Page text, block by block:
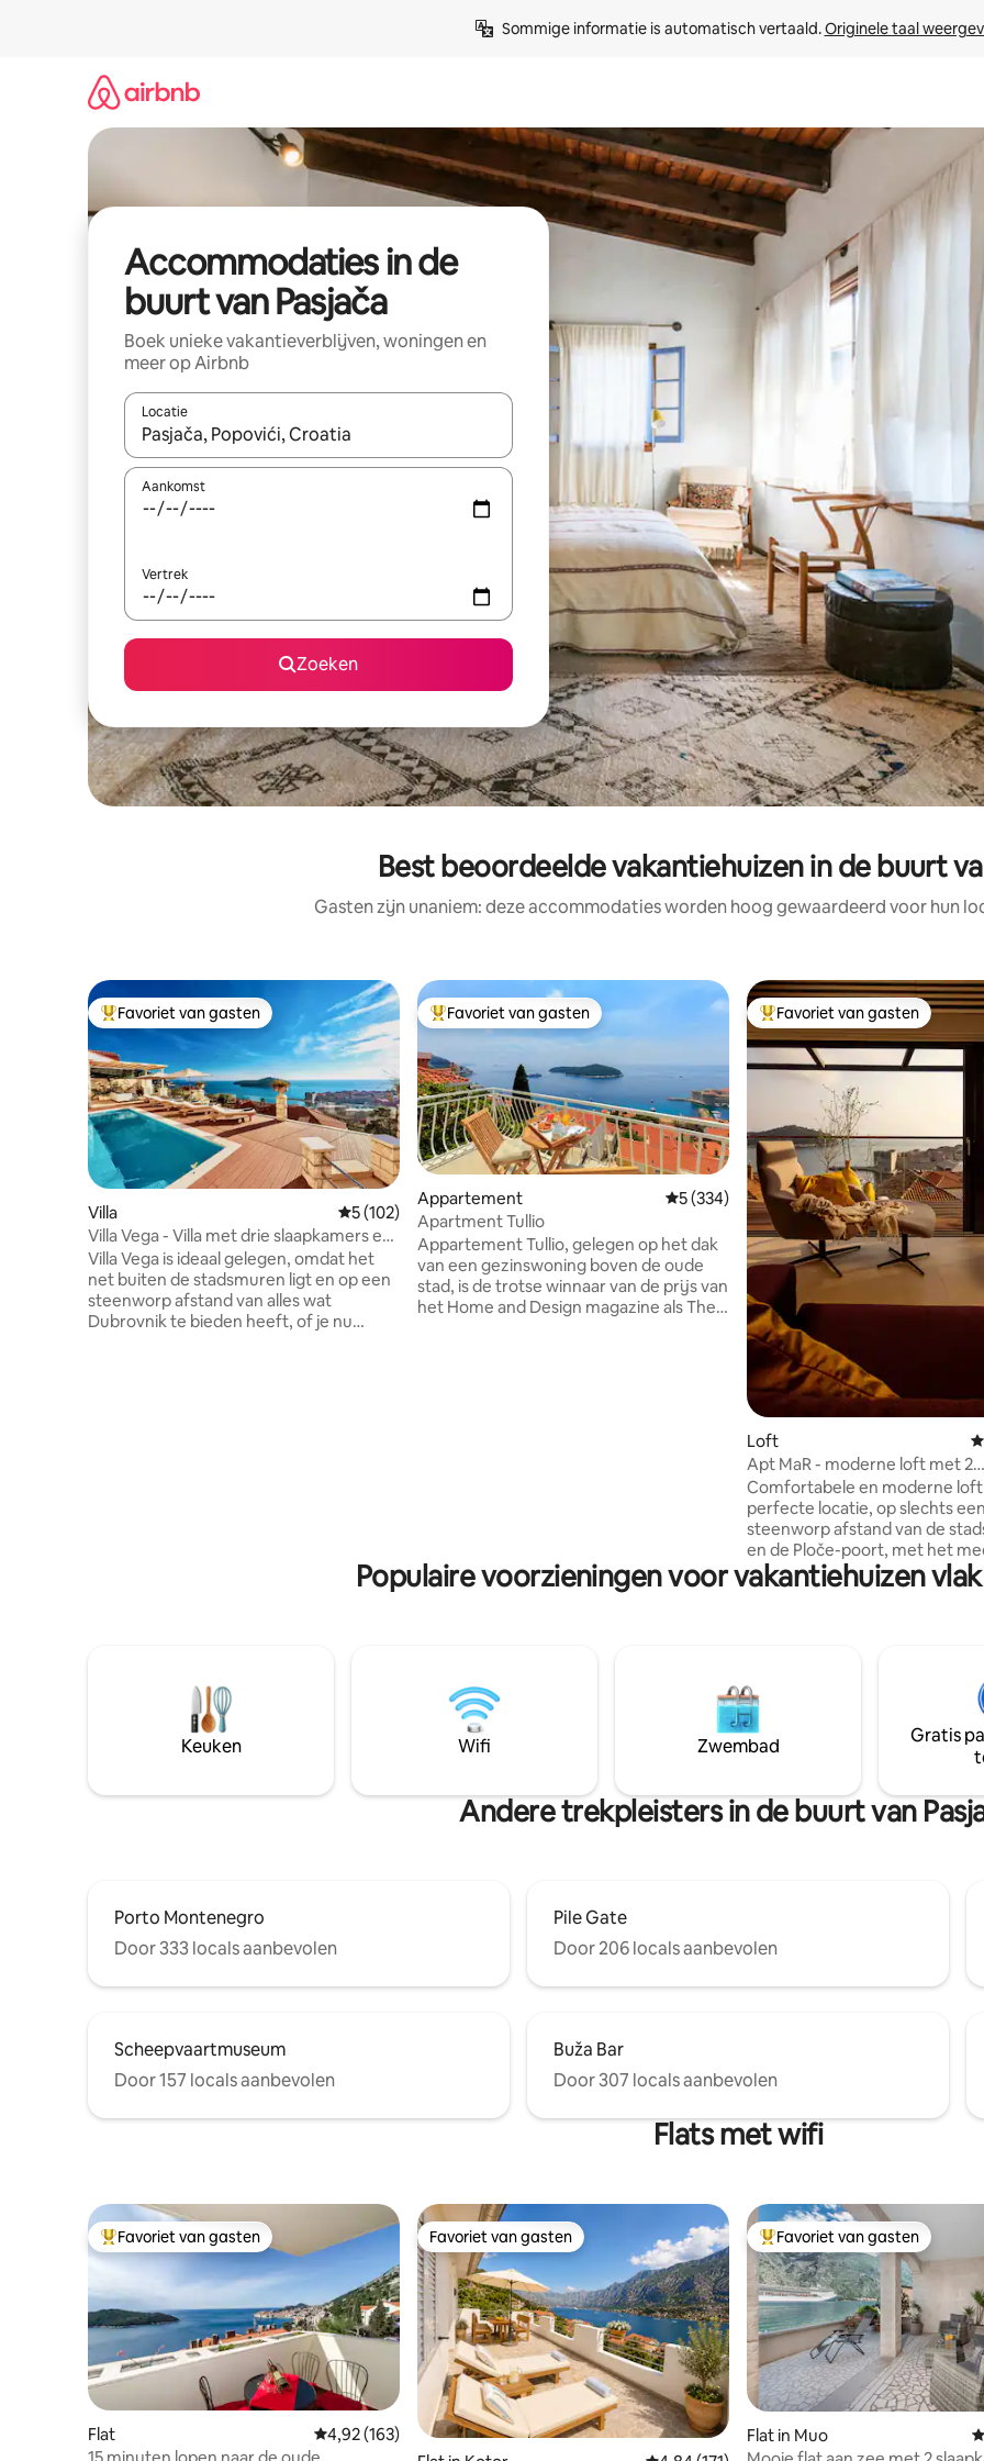
Sommige informatie is automatisch vertaald. Originele taal
Accommodaties in de
buurt van Pasjača
Boek unieke vakantieverblijven, woningen en
meer op Airbnb
Locatie
Wanneer er resultaten beschikbaar zijn, maak je een keuze met je de pijltjestoetsen omhoog en omlaag, óf door te
Aankomst
Vertrek
Zoeken
Best beoordeelde vakantiehuizen in de buurt
Gasten zijn unaniem: deze accommodaties worden hoog gewaardeerd voor hun
Topfavoriet van gasten
Favoriet van gasten
Villa Gemiddelde beoordeling van 5 op 5, 102 recensies
5 (102)
Villa Vega - Villa met drie slaapkamers en
zwembad
Villa Vega is ideaal gelegen, omdat het
net buiten de stadsmuren ligt en op een
steenworp afstand van alles wat
Dubrovnik te bieden heeft, of je nu
kunnen ontspannen in de tuin, ingericht
Topfavoriet van gasten
Favoriet van gasten
Appartement Gemiddelde beoordeling van 5 op 5, 334
5 (334)
Apartment Tullio
Appartement Tullio, gelegen op het dak
van een gezinswoning boven de oude
stad, is de trotse winnaar van de prijs van
het Home and Design magazine als The
Topfavoriet van gasten
Favoriet van gasten
Loft
Apt MaR - moderne loft met 2
slaapkamers en uitzicht op de
Comfortabele en moderne loft
perfecte locatie, op slechts een
steenworp afstand van de
en de Ploče-poort, met het
verbazingwekkende uitzicht
stad, zee en het eiland
woonkamer met terras met
magische daken en de oude
Dubrovnik. Gelegen net boven
binnenstad in Ploče gebied, alle
belangrijke attracties en
Populaire voorzieningen voor vakantiehuizen
Keuken Wifi Zwembad
Gratis
Andere trekpleisters in de buurt van
Porto Montenegro
Door 333 locals aanbevolen
Pile Gate
Door 206 locals aanbevolen
Scheepvaartmuseum
Door 157 locals aanbevolen
Buža Bar
Door 307 locals aanbevolen
Flats met wifi
Topfavoriet van gasten
Favoriet van gasten
Flat Gemiddelde beoordeling van 4,92 op 5, 163 recensies
4,92 (163)
Favoriet van gasten
Favoriet van gasten Topfavoriet van gasten
Favoriet van gasten
Flat in Muo